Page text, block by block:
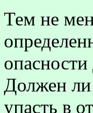
Тем не
Должен
упасть в